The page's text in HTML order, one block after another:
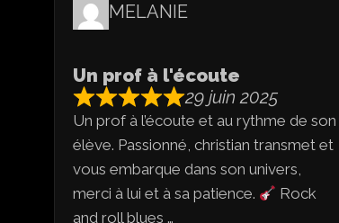
MELANIE
Un prof à l'écoute
29 juin 2025
Un prof à l’écoute et au rythme de son
élève. Passionné, christian transmet et
vous embarque dans son univers,
merci à lui et à sa patience.
Rock
and roll blues …